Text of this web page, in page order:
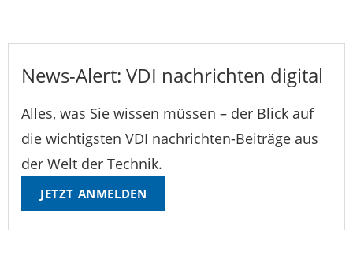
News-Alert: VDI nachrichten digital
Alles, was Sie wissen müssen – der Blick auf
die wichtigsten VDI nachrichten-Beiträge aus
der Welt der Technik.
JETZT ANMELDEN